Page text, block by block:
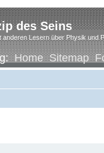
des Seins
anderen Lesern über Physik und
Home Sitemap